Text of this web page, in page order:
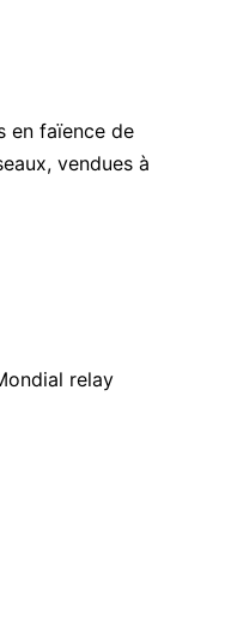
en faïence de
vendues à
relay